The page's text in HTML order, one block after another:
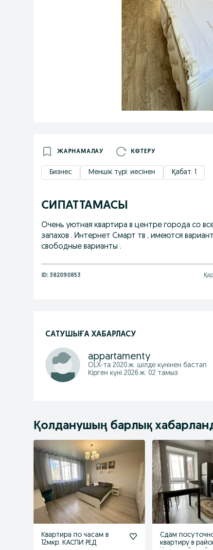
ЖАРНАМАЛАУ КӨТЕРУ
Бизнес Меншік түрі: иесінен Қабат: 1
СИПАТТАМАСЫ
Очень уютная квартира в центре города со
запахов . Интернет Смарт тв , имеются
свободные варианты .
ID: 382090853
САТУШЫҒА ХАБАРЛАСУ
appartamenty
OLX-та 2020 ж. шілде күнінен бастап
Кірген күні 2026 ж. 02 тамыз
Қолданушың барлық
Квартира по часам в
12мкр. КАСПИ РЕД
Сдам
квартиру в